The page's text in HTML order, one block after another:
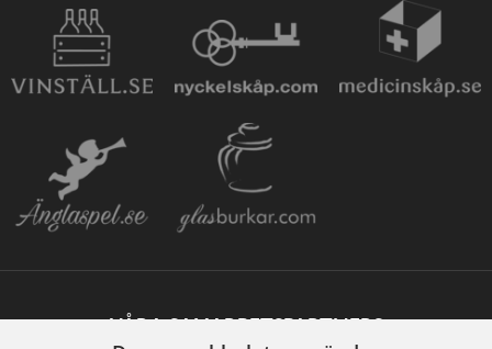
VÅRA SAMARBETSPARTNERS